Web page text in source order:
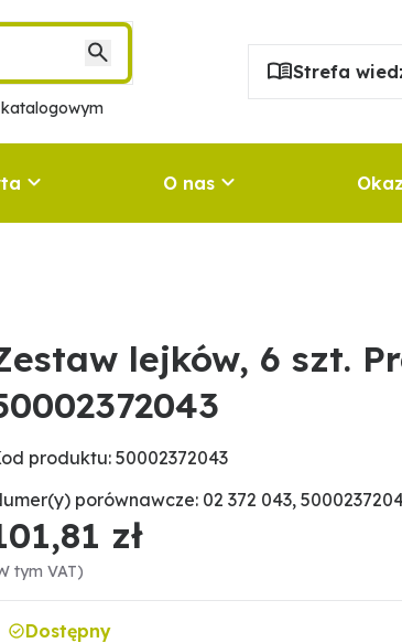
katalogowym
Strefa
O nas
lejków, 6 szt.
produktu: 50002372043
porównawcze: 02 372 043,
zł
tym VAT)
Dostępny